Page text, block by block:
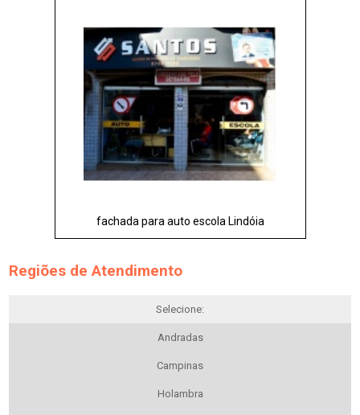
fachada para auto escola Lindóia
Regiões de Atendimento
Selecione:
Andradas
Campinas
Holambra